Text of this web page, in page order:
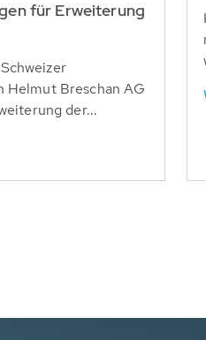
für Erweiterung
Helmut Breschan AG
der...